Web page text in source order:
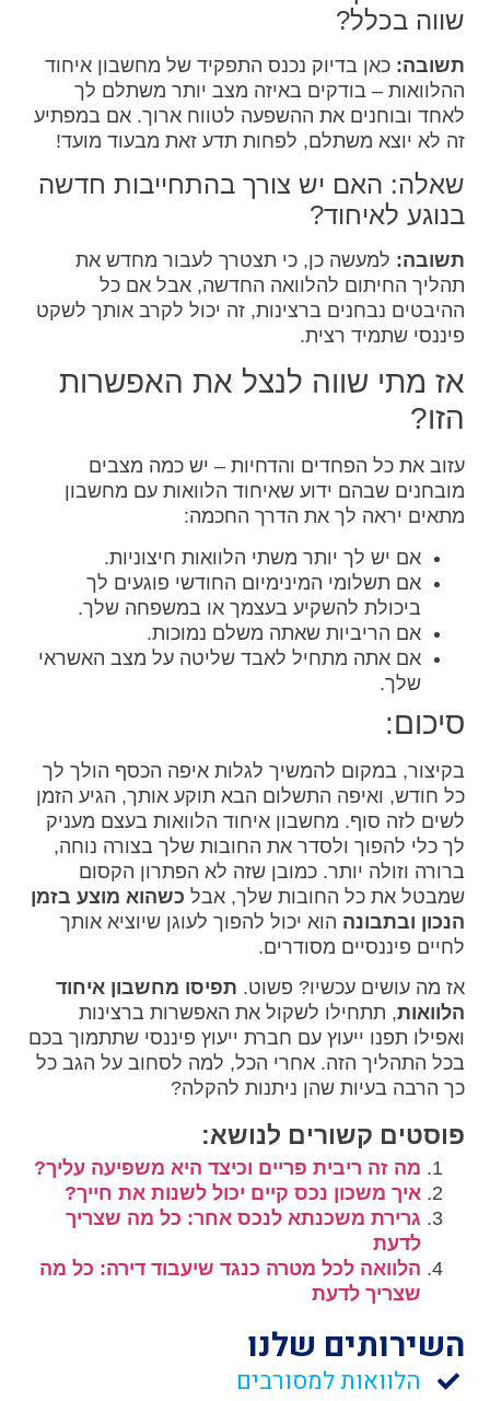
שווה בכלל?
תשובה: כאן בדיוק נכנס התפקיד של מחשבון איחוד
ההלוואות – בודקים באיזה מצב יותר משתלם לך
לאחד ובוחנים את ההשפעה לטווח ארוך. אם במפתיע
זה לא יוצא משתלם, לפחות תדע זאת מבעוד מועד!
שאלה: האם יש צורך בהתחייבות חדשה
בנוגע לאיחוד?
תשובה: למעשה כן, כי תצטרך לעבור מחדש את
תהליך החיתום להלוואה החדשה, אבל אם כל
ההיבטים נבחנים ברצינות, זה יכול לקרב אותך לשקט
פיננסי שתמיד רצית.
אז מתי שווה לנצל את האפשרות
הזו?
עזוב את כל הפחדים והדחיות – יש כמה מצבים
מובחנים שבהם ידוע שאיחוד הלוואות עם מחשבון
מתאים יראה לך את הדרך החכמה:
אם יש לך יותר משתי הלוואות חיצוניות.
אם תשלומי המינימיום החודשי פוגעים לך
ביכולת להשקיע בעצמך או במשפחה שלך.
אם הריביות שאתה משלם נמוכות.
אם אתה מתחיל לאבד שליטה על מצב האשראי
שלך.
סיכום:
בקיצור, במקום להמשיך לגלות איפה הכסף הולך לך
כל חודש, ואיפה התשלום הבא תוקע אותך, הגיע הזמן
לשים לזה סוף. מחשבון איחוד הלוואות בעצם מעניק
לך כלי להפוך ולסדר את החובות שלך בצורה נוחה,
ברורה וזולה יותר. כמובן שזה לא הפתרון הקסום
שמבטל את כל החובות שלך, אבל כשהוא מוצע בזמן
הנכון ובתבונה הוא יכול להפוך לעוגן שיוציא אותך
לחיים פיננסיים מסודרים.
אז מה עושים עכשיו? פשוט. תפיסו מחשבון איחוד
הלוואות, תתחילו לשקול את האפשרות ברצינות
ואפילו תפנו ייעוץ עם חברת ייעוץ פיננסי שתתמוך בכם
בכל התהליך הזה. אחרי הכל, למה לסחוב על הגב כל
כך הרבה בעיות שהן ניתנות להקלה?
פוסטים קשורים לנושא:
מה זה ריבית פריים וכיצד היא משפיעה עליך?
איך משכון נכס קיים יכול לשנות את חייך?
גרירת משכנתא לנכס אחר: כל מה שצריך
לדעת
הלוואה לכל מטרה כנגד שיעבוד דירה: כל מה
שצריך לדעת
השירותים שלנו
הלוואות למסורבים